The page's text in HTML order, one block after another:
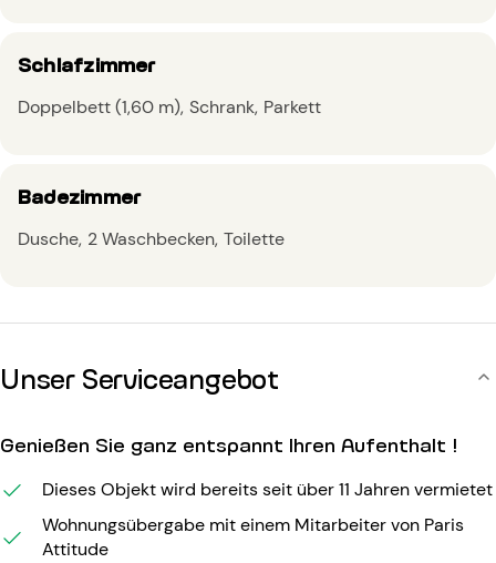
Schlafzimmer
Doppelbett (1,60 m) Schrank Parkett
Badezimmer
Dusche 2 Waschbecken Toilette
Unser Serviceangebot
Genießen Sie ganz entspannt Ihren Aufenthalt !
Dieses Objekt wird bereits seit über 11 Jahren vermietet
Wohnungsübergabe mit einem Mitarbeiter von Paris
Attitude